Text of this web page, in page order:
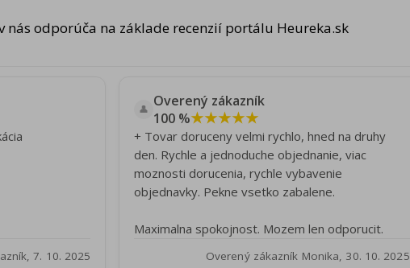
nás odporúča na základe recenzií portálu Heureka.sk
7. 10. 2025
👤 Overený zákazník
100 %★★★★★
+ Tovar doruceny velmi rychlo, hned na druhy
den. Rychle a jednoduche objednanie, viac
moznosti dorucenia, rychle vybavenie
objednavky. Pekne vsetko zabalene.
Maximalna spokojnost. Mozem len odporucit.
Overený zákazník Monika, 30. 10. 2025